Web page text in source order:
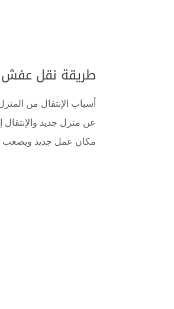
طريقة نقل عفش
أسباب الإنتقال من
عن منزل جديد والإنتقال
مكان عمل جديد ويصعب